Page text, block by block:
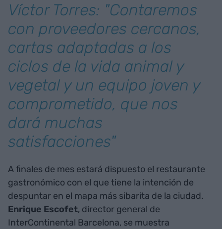
Víctor Torres: "Contaremos
con proveedores cercanos,
cartas adaptadas a los
ciclos de la vida animal y
vegetal y un equipo joven y
comprometido, que nos
dará muchas
satisfacciones"
A finales de mes estará dispuesto el restaurante
gastronómico con el que tiene la intención de
despuntar en el mapa más sibarita de la ciudad.
Enrique Escofet, director general de
InterContinental Barcelona, se muestra